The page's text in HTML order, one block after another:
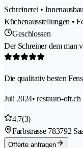
Schreinerei •
Küchenausstellungen •
Geschlossen
Der Schreiner dem man
Die qualitativ besten
Juli 2024• restauro-oft.ch
4.7(3)
Farbstrasse 783792
Offerte anfragen